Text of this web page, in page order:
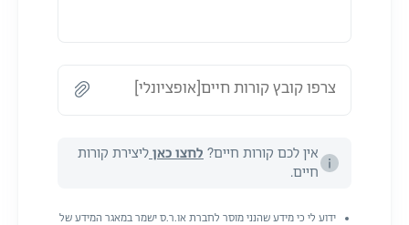
צרפו קובץ קורות חיים[אופציונלי]
אין לכם קורות חיים? לחצו כאן ליצירת קורות
חיים.
ידוע לי כי מידע שהנני מוסר לחברת או.ר.ס ישמר במאגר המידע של